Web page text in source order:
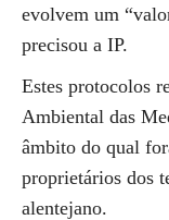
evolvem um
precisou a IP.
Estes protocolos
Ambiental das
âmbito do qual
proprietários dos
alentejano.